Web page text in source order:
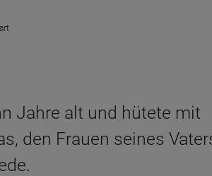
Jahre alt und hütete mit
den Frauen seines